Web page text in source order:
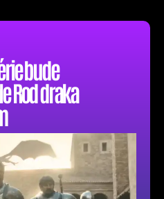
bude
Rod draka